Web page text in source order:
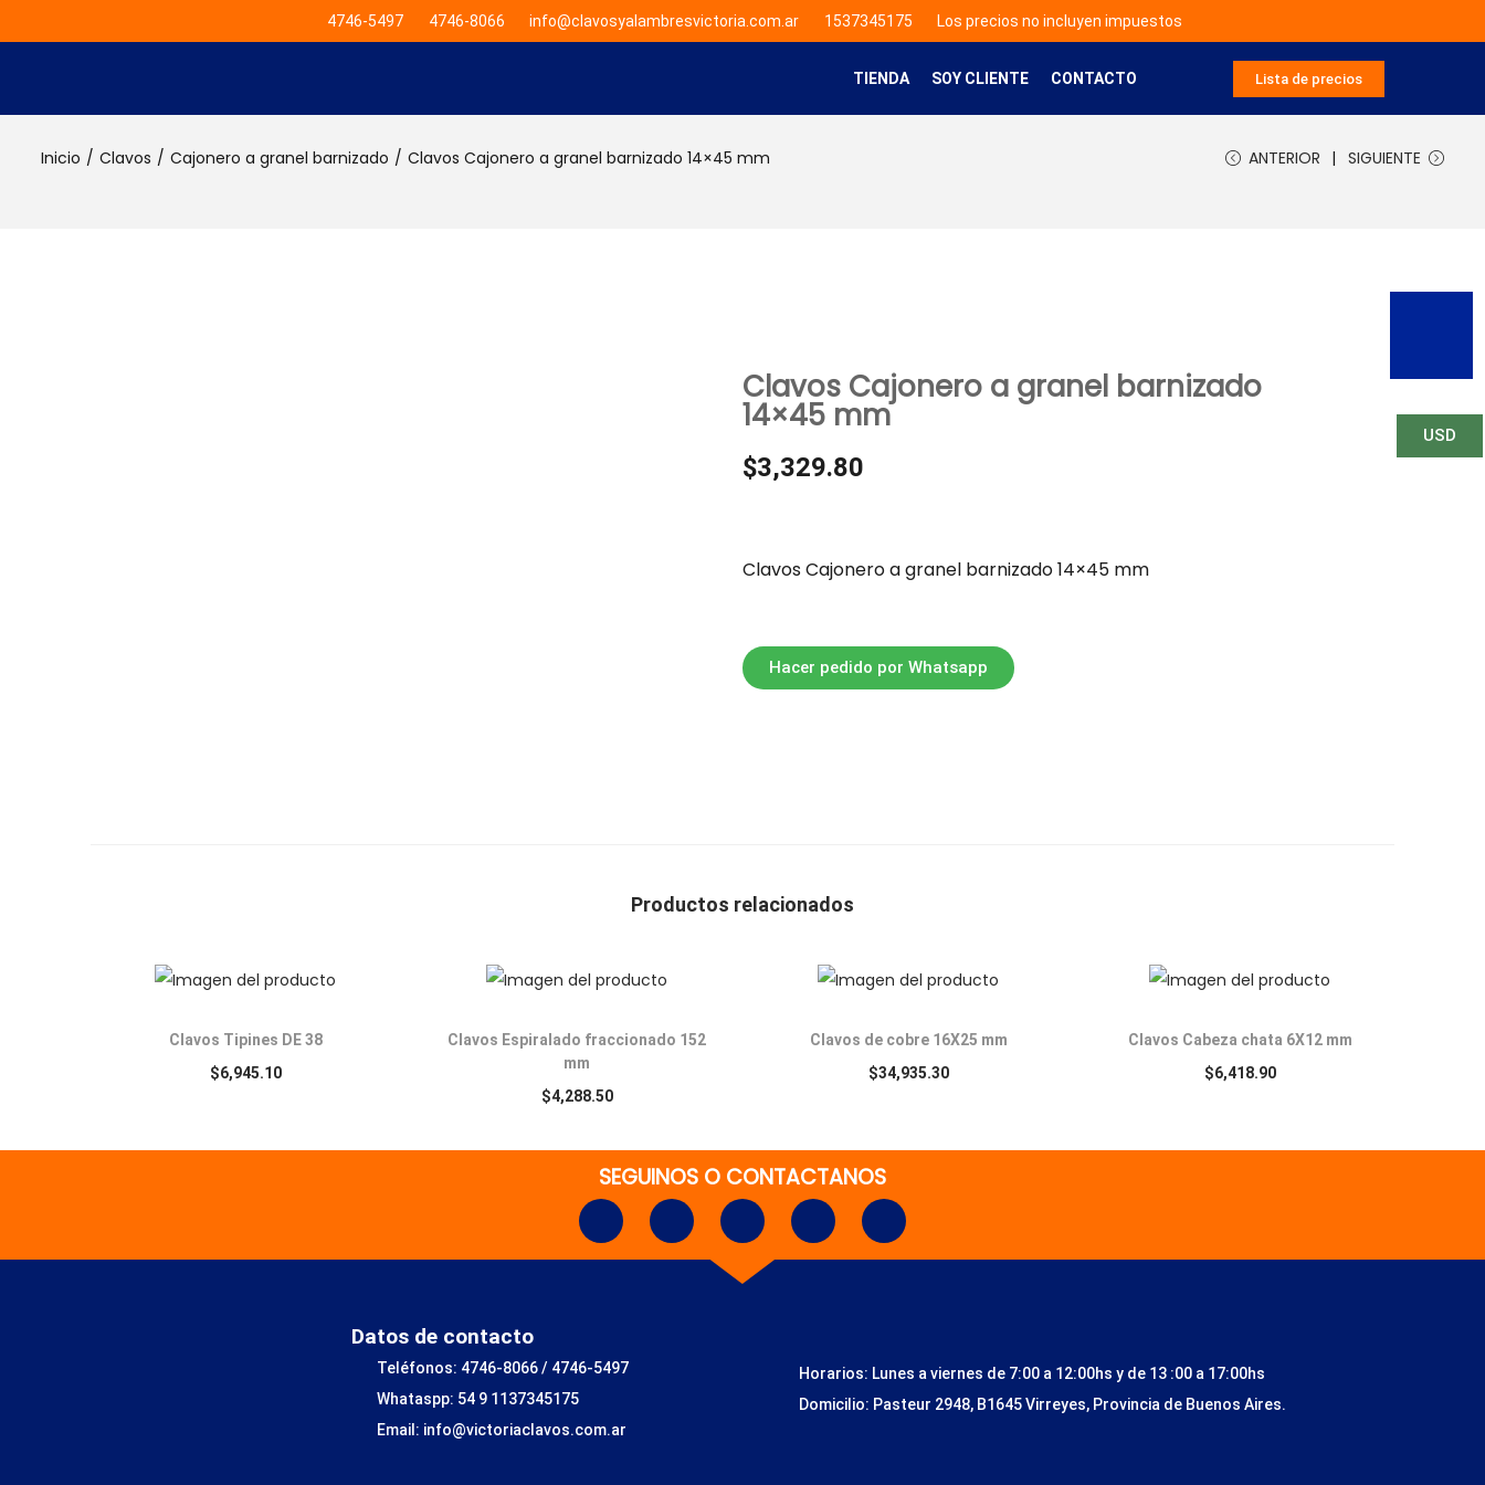
4746-5497 4746-8066 info@clavosyalambresvictoria.com.ar 1537345175 Los precios no incluyen impuestos
TIENDA SOY CLIENTE CONTACTO Lista de precios
USD
Inicio / Clavos / Cajonero a granel barnizado / Clavos Cajonero a granel barnizado 14×45 mm ANTERIOR SIGUIENTE
Clavos Cajonero a granel barnizado
14×45 mm
$3,329.80
Clavos Cajonero a granel barnizado 14×45 mm
Hacer pedido por Whatsapp
Productos relacionados
Clavos Tipines DE 38
$6,945.10
Clavos Espiralado fraccionado 152
mm
$4,288.50
Clavos de cobre 16X25 mm
$34,935.30
Clavos Cabeza chata 6X12 mm
$6,418.90
SEGUINOS O CONTACTANOS
Datos de contacto
Teléfonos: 4746-8066 / 4746-5497
Whataspp: 54 9 1137345175
Email: info@victoriaclavos.com.ar
Horarios: Lunes a viernes de 7:00 a 12:00hs y de 13 :00 a 17:00hs
Domicilio: Pasteur 2948, B1645 Virreyes, Provincia de Buenos Aires.